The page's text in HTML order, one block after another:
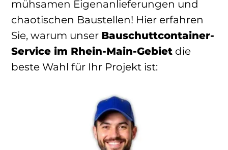
mühsamen Eigenanlieferungen und
chaotischen Baustellen! Hier erfahren
Sie, warum unser Bauschuttcontainer-
Service im Rhein-Main-Gebiet die
beste Wahl für Ihr Projekt ist: